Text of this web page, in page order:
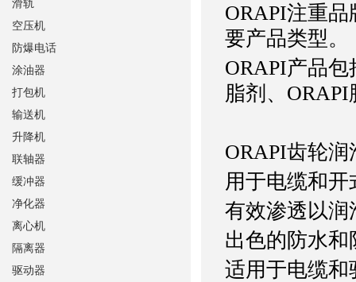
ORAPI注重
要产品类型。
ORAPI产品
脂剂、
ORAPI齿轮
用于电缆和
有效渗透以润
出色的防水和
适用于电缆和
滑轨
空压机
防爆电话
涂油器
打包机
输送机
升降机
联轴器
缓冲器
净化器
离心机
隔离器
驱动器